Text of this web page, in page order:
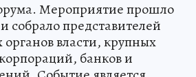
Мероприятие прошло
собрало представителей
органов власти, крупных
банков и